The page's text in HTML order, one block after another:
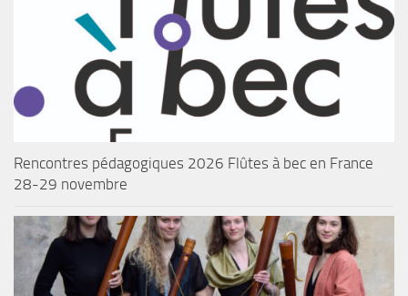
Rencontres pédagogiques 2026 Flûtes à bec en France
28-29 novembre